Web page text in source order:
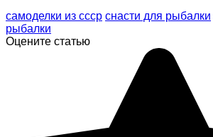
самоделки из ссср снасти для рыбалки
рыбалки
Оцените статью